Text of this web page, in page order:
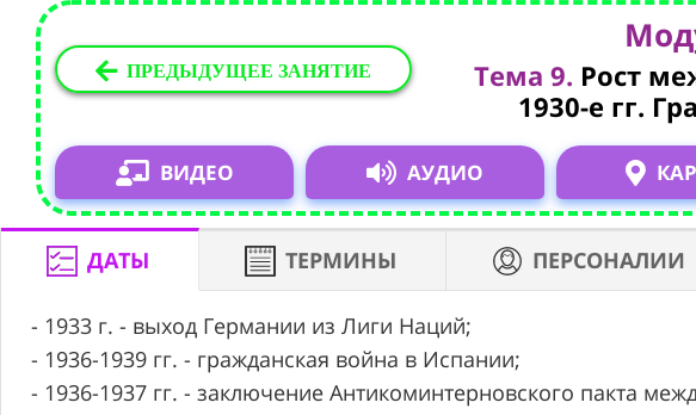
ПРЕДЫДУЩЕЕ ЗАНЯТИЕ Тема 9. Рост
1930-е гг.
ВИДЕО АУДИО
ДАТЫ ТЕРМИНЫ ПЕРСОНАЛИИ
- 1933 г. - выход Германии из Лиги Наций;
- 1936-1939 гг. - гражданская война в Испании;
- 1936-1937 гг. - заключение Антикоминтерновского пакта